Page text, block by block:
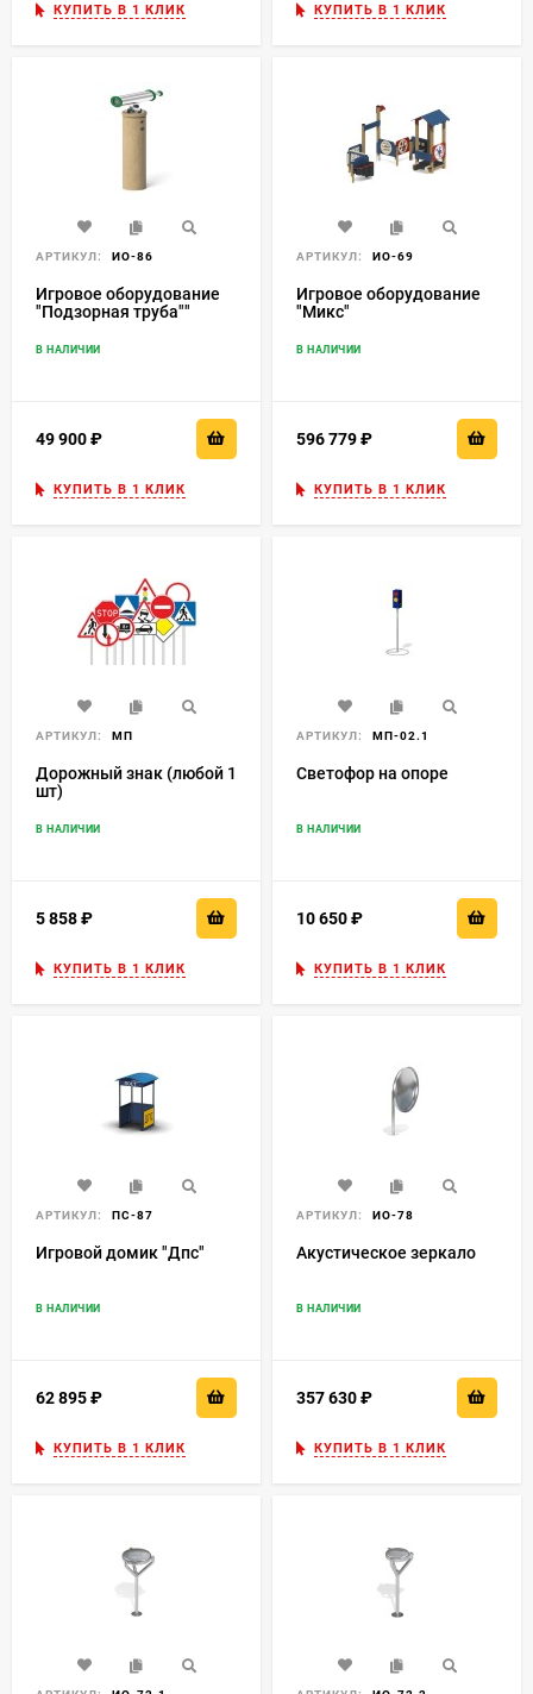
КУПИТЬ В 1 КЛИК КУПИТЬ В 1 КЛИК
АРТИКУЛ: ИО-86
Игровое оборудование
"Подзорная труба""
В НАЛИЧИИ
49 900
КУПИТЬ В 1 КЛИК
АРТИКУЛ: ИО-69
Игровое оборудование
"Микс"
В НАЛИЧИИ
596 779
КУПИТЬ В 1 КЛИК
АРТИКУЛ: МП
Дорожный знак (любой 1
шт)
В НАЛИЧИИ
5 858
КУПИТЬ В 1 КЛИК
АРТИКУЛ: МП-02.1
Светофор на опоре
В НАЛИЧИИ
10 650
КУПИТЬ В 1 КЛИК
АРТИКУЛ: ПС-87
Игровой домик "Дпс"
В НАЛИЧИИ
62 895
КУПИТЬ В 1 КЛИК
АРТИКУЛ: ИО-78
Акустическое зеркало
В НАЛИЧИИ
357 630
КУПИТЬ В 1 КЛИК